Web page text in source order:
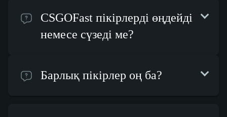
CSGOFast пікірлерді өңдейді
немесе сүзеді ме?
Барлық пікірлер оң ба?